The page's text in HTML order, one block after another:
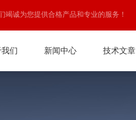
诚为您提供合格产品和专业的服务！
们 新闻中心 技术文章